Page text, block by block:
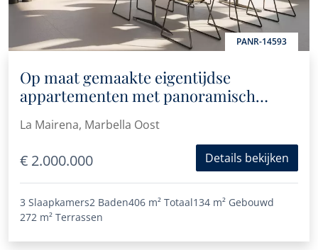
PANR-14593
Op maat gemaakte eigentijdse
appartementen met panoramisch
zeezicht in La Mairena
La Mairena, Marbella Oost
€ 2.000.000 Details bekijken
3 Slaapkamers2 Baden406 m² Totaal134 m² Gebouwd
272 m² Terrassen